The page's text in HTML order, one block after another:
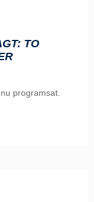
TO
programsat.